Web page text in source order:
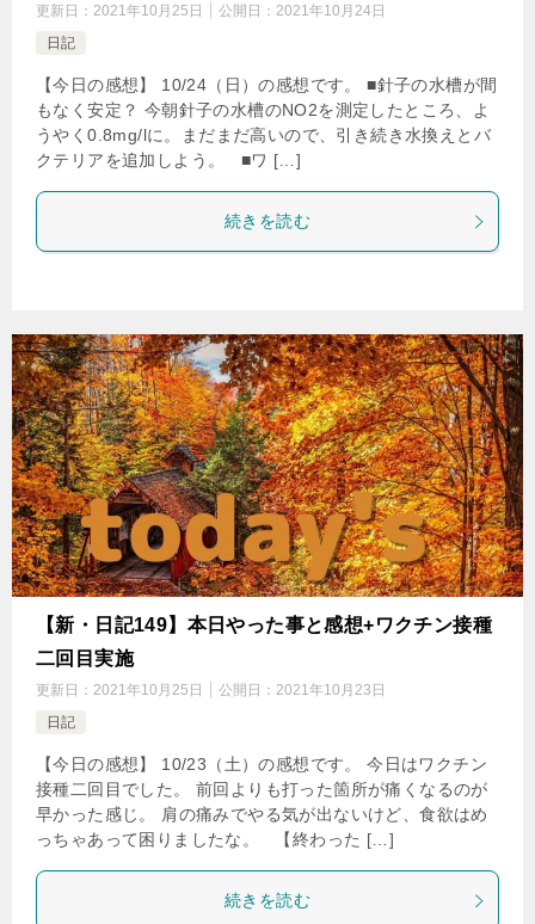
更新日： 2021年10月25日 公開日： 2021年10月24日
日記
【今日の感想】 10/24（日）の感想です。 ■針子の水槽が間
もなく安定？ 今朝針子の水槽のNO2を測定したところ、よ
うやく0.8mg/lに。まだまだ高いので、引き続き水換えとバ
クテリアを追加しよう。 ■ワ […]
続きを読む
【新・日記149】本日やった事と感想+ワクチン接種
二回目実施
更新日： 2021年10月25日 公開日： 2021年10月23日
日記
【今日の感想】 10/23（土）の感想です。 今日はワクチン
接種二回目でした。 前回よりも打った箇所が痛くなるのが
早かった感じ。 肩の痛みでやる気が出ないけど、食欲はめ
っちゃあって困りましたな。 【終わった […]
続きを読む